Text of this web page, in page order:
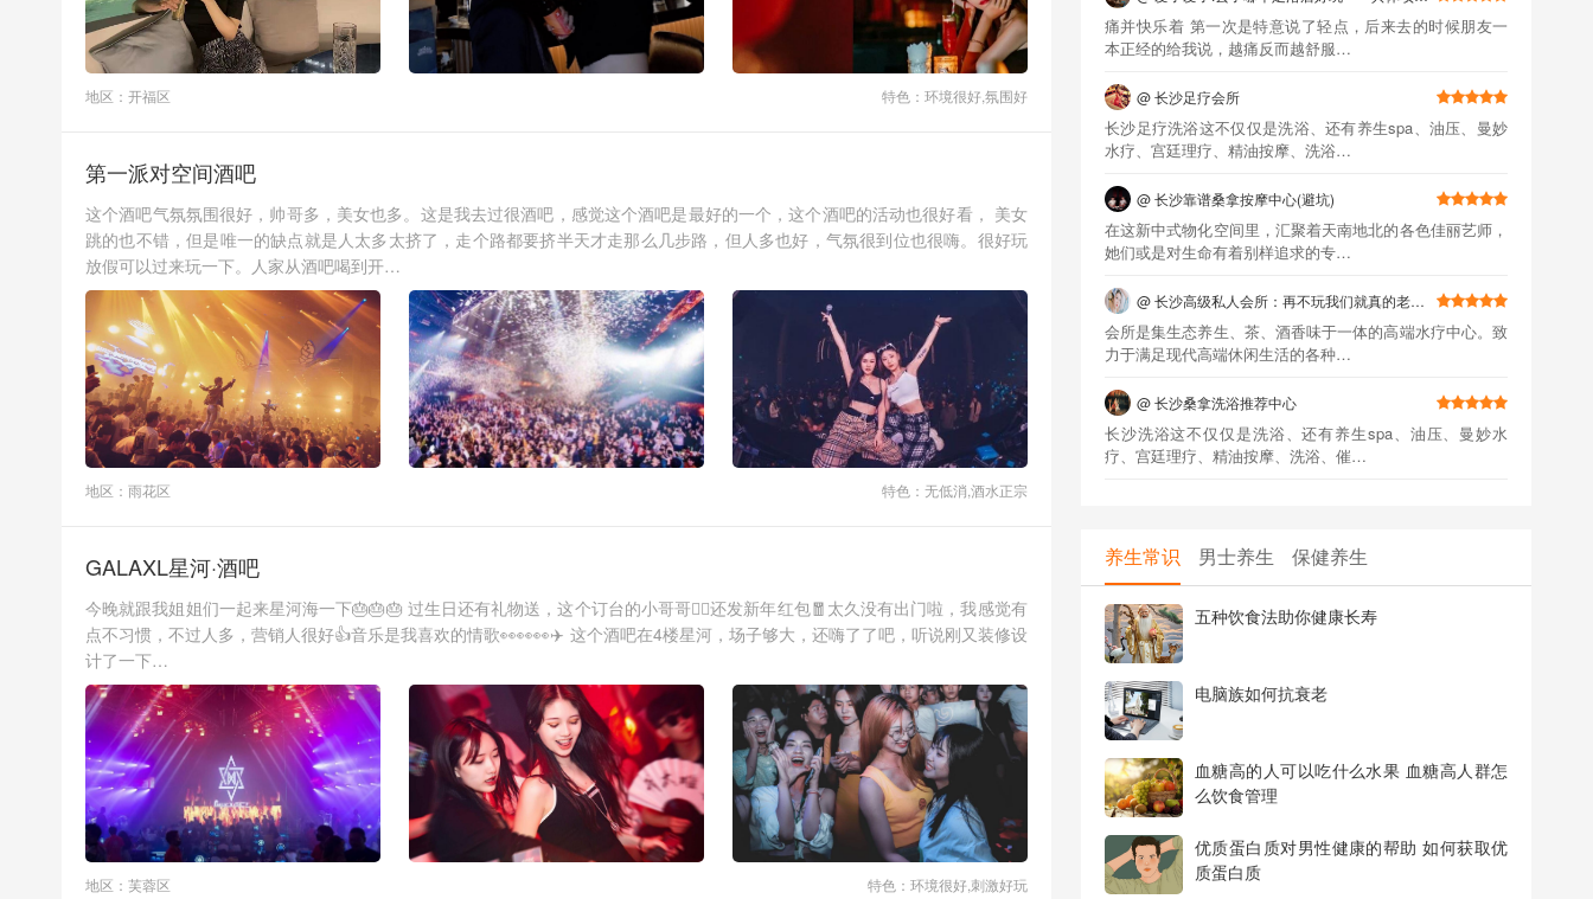
地区：开福区 特色：环境很好,氛围好
第一派对空间酒吧
这个酒吧气氛氛围很好，帅哥多，美女也多。这是我去过很酒吧，感觉这个酒吧是最好的一个，这个酒吧的活动也很好看， 美女
跳的也不错，但是唯一的缺点就是人太多太挤了，走个路都要挤半天才走那么几步路，但人多也好，气氛很到位也很嗨。很好玩
放假可以过来玩一下。人家从酒吧喝到开…
地区：雨花区 特色：无低消,酒水正宗
GALAXL星河·酒吧
今晚就跟我姐姐们一起来星河海一下🎂🎂🎂 过生日还有礼物送，这个订台的小哥哥🧍‍♂️还发新年红包🧧太久没有出门啦，我感觉有
点不习惯，不过人多，营销人很好👍音乐是我喜欢的情歌👀👀👀✈️ 这个酒吧在4楼星河，场子够大，还嗨了了吧，听说刚又装修设
计了一下…
地区：芙蓉区 特色：环境很好,刺激好玩
痛并快乐着 第一次是特意说了轻点，后来去的时候朋友一
本正经的给我说，越痛反而越舒服…
长沙足疗洗浴这不仅仅是洗浴、还有养生spa、油压、曼妙
水疗、宫廷理疗、精油按摩、洗浴…
在这新中式物化空间里，汇聚着天南地北的各色佳丽艺师，
她们或是对生命有着别样追求的专…
会所是集生态养生、茶、酒香味于一体的高端水疗中心。致
力于满足现代高端休闲生活的各种…
长沙洗浴这不仅仅是洗浴、还有养生spa、油压、曼妙水
疗、宫廷理疗、精油按摩、洗浴、催…
压桑拿按摩会馆,专业提供桑拿,私…
@长沙休闲会所
我们是长沙一家集休闲娱乐、推拿保健等众多专业服务项目
为一体的长沙高端spa会馆，专业…
@广泉居养生馆
性价比非常高，短头发小姐姐开背很舒服，也会给你说有些
什么问题，很亲切～这个价格性价…
@益健·足疗汗蒸SPA
中心基本上被几家名气大的刷屏了…
养生常识 男士养生 保健养生
五种饮食法助你健康长寿
电脑族如何抗衰老
血糖高的人可以吃什么水果 血糖高人群怎
么饮食管理
优质蛋白质对男性健康的帮助 如何获取优
质蛋白质